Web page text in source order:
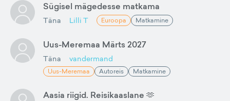
Sügisel mägedesse matkama
Täna Lilli T Euroopa Matkamine
Uus-Meremaa Märts 2027
Täna vandermand
Uus-Meremaa Autoreis Matkamine
Aasia riigid. Reisikaaslane 🫶